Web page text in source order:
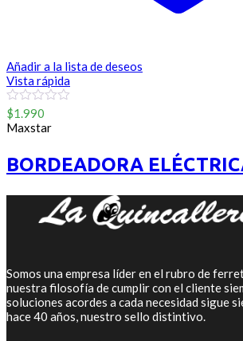
Añadir a la lista de deseos
Vista rápida
0
out
of
$1.990
Maxstar
BORDEADORA
Somos una empresa líder en el rubro de
nuestra filosofía de cumplir con el cliente
soluciones acordes a cada necesidad sigue
hace 40 años, nuestro sello distintivo.